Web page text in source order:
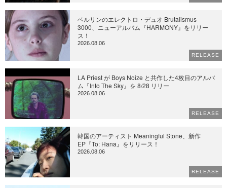
ベルリンのエレクトロ・デュオ Brutalismus
3000、ニューアルバム『HARMONY』をリリー
ス！
2026.08.06
RELEASE
LA Priest が Boys Noize と共作した4枚目のアルバ
ム『Into The Sky』を 8/28 リリー
2026.08.06
RELEASE
韓国のアーティスト Meaningful Stone、新作
EP『To: Hana』をリリース！
2026.08.06
RELEASE